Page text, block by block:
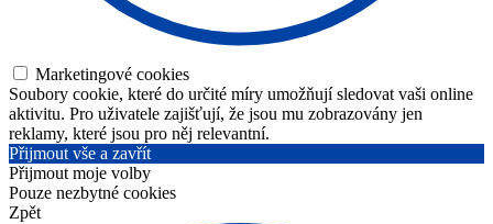
Marketingové cookies
Soubory cookie, které do určité míry umožňují sledovat vaši online
aktivitu. Pro uživatele zajišťují, že jsou mu zobrazovány jen
reklamy, které jsou pro něj relevantní.
Přijmout vše a zavřít
Přijmout moje volby
Pouze nezbytné cookies
Zpět